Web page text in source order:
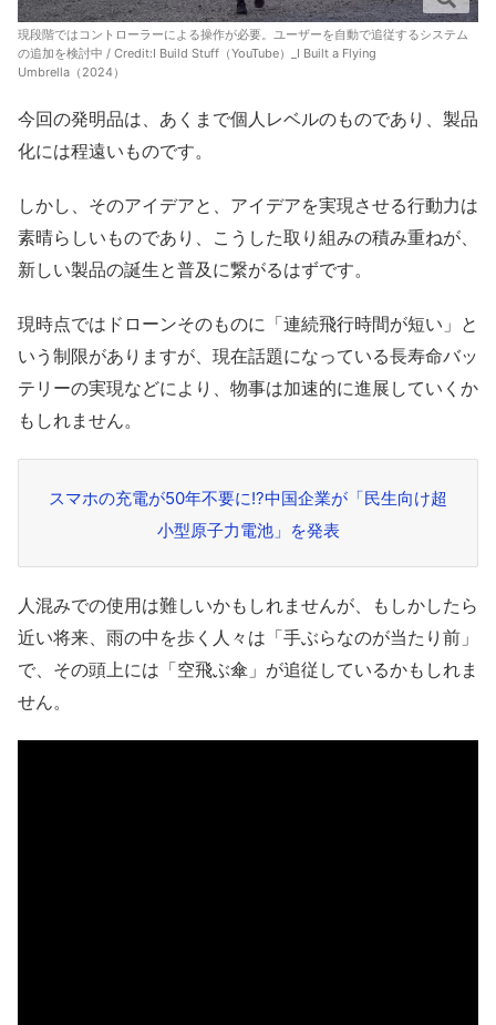
現段階ではコントローラーによる操作が必要。ユーザーを自動で追従するシステム
の追加を検討中 / Credit:I Build Stuff（YouTube）_I Built a Flying
Umbrella（2024）
今回の発明品は、あくまで個人レベルのものであり、製品
化には程遠いものです。
しかし、そのアイデアと、アイデアを実現させる行動力は
素晴らしいものであり、こうした取り組みの積み重ねが、
新しい製品の誕生と普及に繋がるはずです。
現時点ではドローンそのものに「連続飛行時間が短い」と
いう制限がありますが、現在話題になっている長寿命バッ
テリーの実現などにより、物事は加速的に進展していくか
もしれません。
スマホの充電が50年不要に!?中国企業が「民生向け超
小型原子力電池」を発表
人混みでの使用は難しいかもしれませんが、もしかしたら
近い将来、雨の中を歩く人々は「手ぶらなのが当たり前」
で、その頭上には「空飛ぶ傘」が追従しているかもしれま
せん。